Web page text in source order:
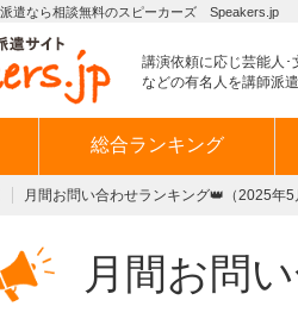
遣なら相談無料のスピーカーズ Speakers.jp
講演依頼に応じ芸能人･
などの有名人を講師派
総合ランキング
月間お問い合わせランキング👑（2025年5
月間お問